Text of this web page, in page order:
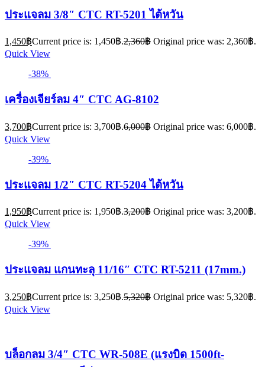
ประแจลม 3/8″ CTC RT-5201 ไต้หวัน
1,450฿Current price is: 1,450฿.2,360฿ Original price was: 2,360฿.
Quick View
-38%
เครื่องเจียร์ลม 4″ CTC AG-8102
3,700฿Current price is: 3,700฿.6,000฿ Original price was: 6,000฿.
Quick View
-39%
ประแจลม 1/2″ CTC RT-5204 ไต้หวัน
1,950฿Current price is: 1,950฿.3,200฿ Original price was: 3,200฿.
Quick View
-39%
ประแจลม แกนทะลุ 11/16″ CTC RT-5211 (17mm.)
3,250฿Current price is: 3,250฿.5,320฿ Original price was: 5,320฿.
Quick View
บล็อกลม 3/4″ CTC WR-508E (แรงบิด 1500ft-